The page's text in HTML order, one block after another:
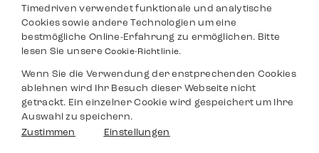
Timedriven verwendet funktionale und analytische
Cookies sowie andere Technologien um eine
bestmögliche Online-Erfahrung zu ermöglichen. Bitte
lesen Sie unsereCookie-Richtlinie.
Wenn Sie die Verwendung der enstprechenden Cookies
ablehnen wird Ihr Besuch dieser Webseite nicht
getrackt. Ein einzelner Cookie wird gespeichert um Ihre
Auswahl zu speichern.
Zustimmen
Einstellungen